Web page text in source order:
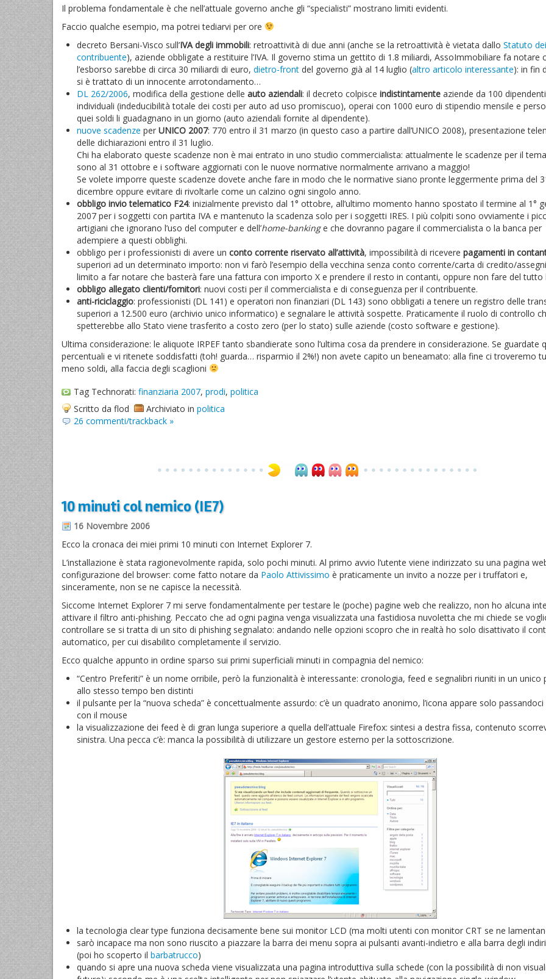
Il problema fondamentale è che nell’attuale governo anche gli “specialisti” mostrano limiti evidenti.
Faccio qualche esempio, ma potrei tediarvi per ore
decreto Bersani-Visco sull’IVA degli immobili: retroattività di due anni (anche se la retroattività è vietata dallo Statuto
contribuente), aziende obbligate a restituire l’IVA. Il governo stima un gettito di 1.8 miliardi, AssoImmobiliare fa notare
l’esborso sarebbe di circa 30 miliardi di euro, dietro-front del governo già al 14 luglio (altro articolo interessante): in fin
si è trattato di un innocente arrotondamento…
DL 262/2006, modifica della gestione delle auto aziendali: il decreto colpisce indistintamente aziende da 100
individuali (indeducibilità totale dei costi per auto ad uso promiscuo), operai con 1000 euro di stipendio mensile e
quei soldi li guadagnano in un giorno (auto aziendali fornite al dipendente).
nuove scadenze per UNICO 2007: 770 entro il 31 marzo (in questo caso a partire dall’UNICO 2008), presentazione
delle dichiarazioni entro il 31 luglio.
Chi ha elaborato queste scadenze non è mai entrato in uno studio commercialista: attualmente le scadenze per il
sono al 31 ottobre e i software aggiornati con le nuove normative normalmente arrivano a maggio!
Se volete imporre queste scadenze dovete anche fare in modo che le normative siano pronte leggermente prima del
dicembre oppure evitare di rivoltarle come un calzino ogni singolo anno.
obbligo invio telematico F24: inizialmente previsto dal 1° ottobre, all’ultimo momento hanno spostato il termine al 1°
2007 per i soggetti con partita IVA e mantenuto la scadenza solo per i soggetti IRES. I più colpiti sono ovviamente i
artigiani che ignorano l’uso del computer e dell’home-bankinge che dovranno pagare il commercialista o la banca per
adempiere a questi obblighi.
obbligo per i professionisti di avere un conto corrente riservato all’attività, impossibilità di ricevere pagamenti in
superiori ad un determinato importo: non vi farò l’esempio della vecchina senza conto corrente/carta di credito/
limito a far notare che basterà fare una fattura con importo X e prendere il resto in contanti, oppure non fare del tutto
obbligo allegato clienti/fornitori: nuovi costi per il commercialista e di conseguenza per il contribuente.
anti-riciclaggio: professionisti (DL 141) e operatori non finanziari (DL 143) sono obbligati a tenere un registro delle
superiori a 12.500 euro (archivio unico informatico) e segnalare le attività sospette. Praticamente il ruolo di controllo
spetterebbe allo Stato viene trasferito a costo zero (per lo stato) sulle aziende (costo software e gestione).
Ultima considerazione: le aliquote IRPEF tanto sbandierate sono l’ultima cosa da prendere in considerazione. Se guardate
percentuali e vi ritenete soddisfatti (toh! guarda… risparmio il 2%!) non avete capito un beneamato: alla fine ci troveremo
meno soldi, alla faccia degli scaglioni
Tag Technorati: finanziaria 2007, prodi, politica
Scritto da flod
Archiviato in politica
26 commenti/trackback »
10 minuti col nemico (IE7)
16 Novembre 2006
Ecco la cronaca dei miei primi 10 minuti con Internet Explorer 7.
L’installazione è stata ragionevolmente rapida, solo pochi minuti. Al primo avvio l’utente viene indirizzato su una pagina
configurazione del browser: come fatto notare da Paolo Attivissimo è praticamente un invito a nozze per i truffatori e,
sinceramente, non se ne capisce la necessità.
Siccome Internet Explorer 7 mi serve fondamentalmente per testare le (poche) pagine web che realizzo, non ho alcuna
attivare il filtro anti-phishing. Peccato che ad ogni pagina venga visualizzata una fastidiosa nuvoletta che mi chiede se
controllare se si tratta di un sito di phishing segnalato: andando nelle opzioni scopro che in realtà ho solo disattivato il
automatico, per cui disabilito completamente il servizio.
Ecco qualche appunto in ordine sparso sui primi superficiali minuti in compagnia del nemico:
“Centro Preferiti” è un nome orribile, però la funzionalità è interessante: cronologia, feed e segnalibri riuniti in un unico
allo stesso tempo ben distinti
il pulsante per la “nuova scheda” è concettualmente assurdo: c’è un quadrato anonimo, l’icona appare solo
con il mouse
la visualizzazione dei feed è di gran lunga superiore a quella dell’attuale Firefox: sintesi a destra fissa, contenuto
sinistra. Una pecca c’è: manca la possibilità di utilizzare un gestore esterno per la sottoscrizione.
la tecnologia clear type funziona decisamente bene sui monitor LCD (ma molti utenti con monitor CRT se ne
sarò incapace ma non sono riuscito a piazzare la barra dei menu sopra ai pulsanti avanti-indietro e alla barra degli
(poi ho scoperto il barbatrucco)
quando si apre una nuova scheda viene visualizzata una pagina introduttiva sulla schede (con la possibilità di non